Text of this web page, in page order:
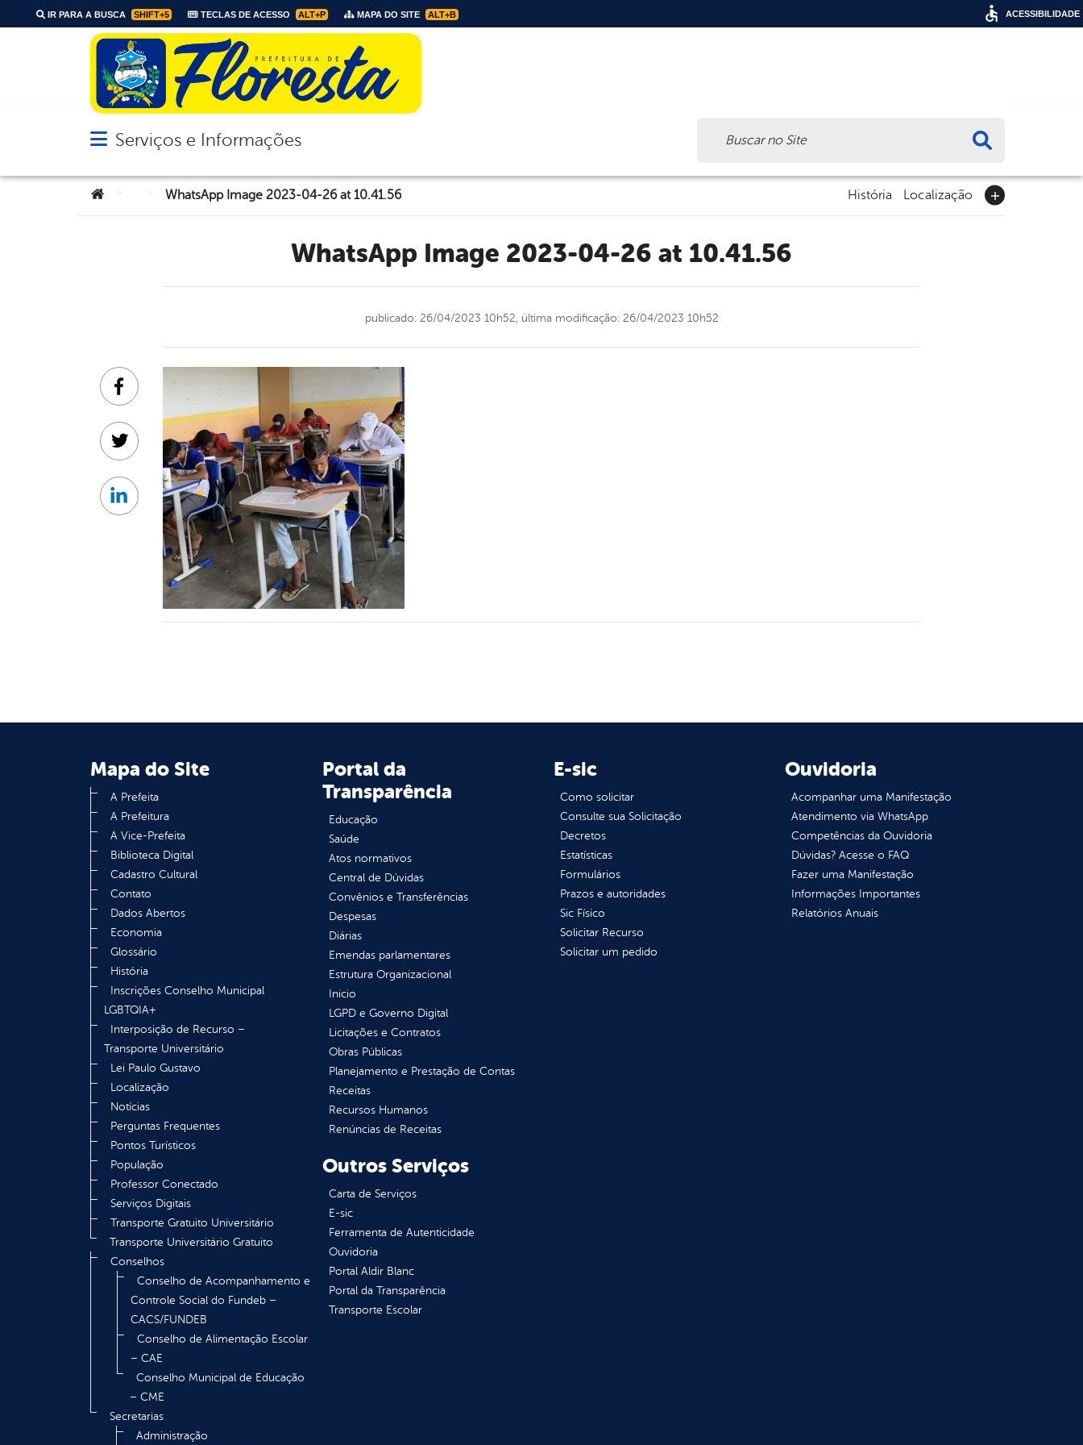
IR PARA A BUSCA SHIFT+5 TECLAS DE ACESSO ALT+P MAPA DO SITE ALT+B
Abrir menu principal de navegação
Serviços e Informações
Você está aqui:WhatsApp Image 2023-04-26 at 10.41.56 História Localização
WhatsApp Image 2023-04-26 at 10.41.56
publicado: 26/04/2023 10h52, última modificação: 26/04/2023 10h52
Facebook
Twitter
Linkedin
Mapa do Site
A Prefeita
A Prefeitura
A Vice-Prefeita
Biblioteca Digital
Cadastro Cultural
Contato
Dados Abertos
Economia
Glossário
História
Inscrições Conselho Municipal
LGBTQIA+
Interposição de Recurso –
Transporte Universitário
Lei Paulo Gustavo
Localização
Notícias
Perguntas Frequentes
Pontos Turísticos
População
Professor Conectado
Serviços Digitais
Transporte Gratuito Universitário
Transporte Universitário Gratuito
Conselhos
Conselho de Acompanhamento e
Controle Social do Fundeb –
CACS/FUNDEB
Conselho de Alimentação Escolar
– CAE
Conselho Municipal de Educação
– CME
Secretarias
Administração
Portal da
Transparência
Educação
Saúde
Atos normativos
Central de Dúvidas
Convênios e Transferências
Despesas
Diárias
Emendas parlamentares
Estrutura Organizacional
Inicio
LGPD e Governo Digital
Licitações e Contratos
Obras Públicas
Planejamento e Prestação de Contas
Receitas
Recursos Humanos
Renúncias de Receitas
E-sic
Como solicitar
Consulte sua Solicitação
Decretos
Estatísticas
Formulários
Prazos e autoridades
Sic Físico
Solicitar Recurso
Solicitar um pedido
Ouvidoria
Acompanhar uma Manifestação
Atendimento via WhatsApp
Competências da Ouvidoria
Dúvidas? Acesse o FAQ
Fazer uma Manifestação
Informações Importantes
Relatórios Anuais
Outros Serviços
Carta de Serviços
E-sic
Ferramenta de Autenticidade
Ouvidoria
Portal Aldir Blanc
Portal da Transparência
Transporte Escolar
ACESSIBILIDADE